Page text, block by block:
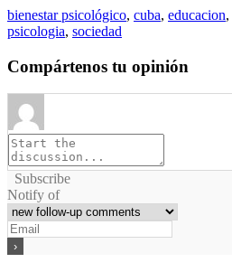
bienestar psicológico, cuba, educacion,
psicologia, sociedad
Compártenos tu opinión
Subscribe
Notify of